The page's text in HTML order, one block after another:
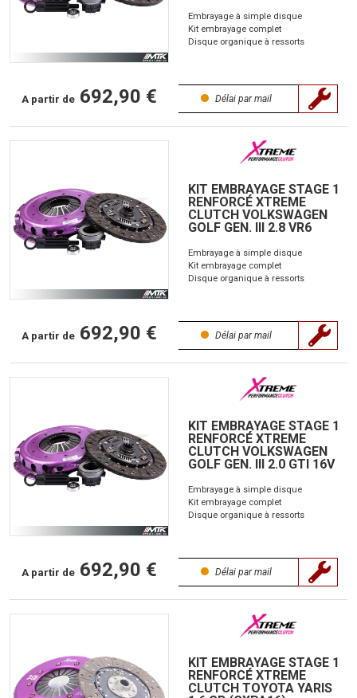
Embrayage à simple disque
Kit embrayage complet
Disque organique à ressorts
A partir de 692,90 € Délai par mail
KIT EMBRAYAGE STAGE 1
RENFORCÉ XTREME
CLUTCH VOLKSWAGEN
GOLF GEN. III 2.8 VR6
Embrayage à simple disque
Kit embrayage complet
Disque organique à ressorts
A partir de 692,90 € Délai par mail
KIT EMBRAYAGE STAGE 1
RENFORCÉ XTREME
CLUTCH VOLKSWAGEN
GOLF GEN. III 2.0 GTI 16V
Embrayage à simple disque
Kit embrayage complet
Disque organique à ressorts
A partir de 692,90 € Délai par mail
KIT EMBRAYAGE STAGE 1
RENFORCÉ XTREME
CLUTCH TOYOTA YARIS